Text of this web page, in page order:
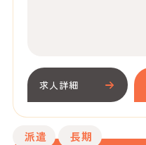
求人詳細
派遣 長期